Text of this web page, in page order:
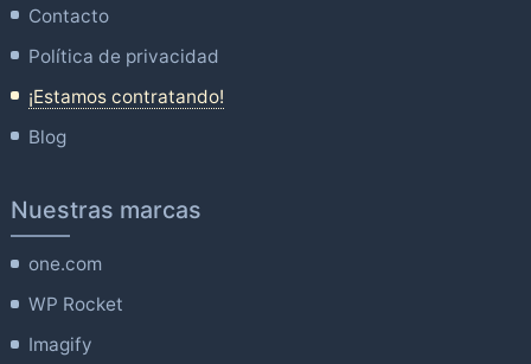
Contacto
Política de privacidad
¡Estamos contratando!
Blog
Nuestras marcas
one.com
WP Rocket
Imagify